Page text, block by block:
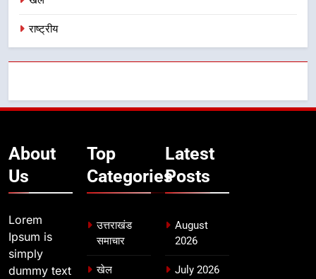
राष्ट्रीय
About
Us
Lorem
Ipsum is
simply
dummy text
Top
Categories
उत्तराखंड
समाचार
खेल
Latest
Posts
August
2026
July 2026